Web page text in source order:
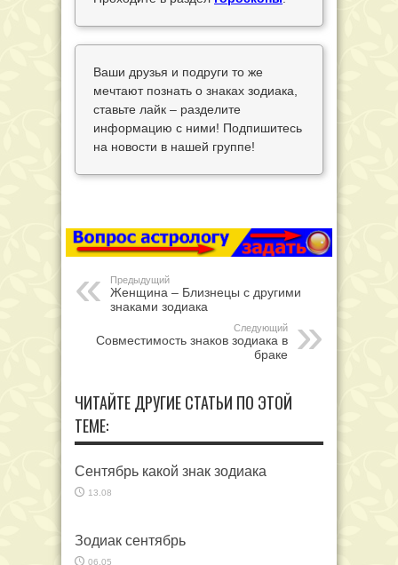
Ваши друзья и подруги то же
мечтают познать о знаках зодиака,
ставьте лайк – разделите
информацию с ними! Подпишитесь
на новости в нашей группе!
Предыдущий
Женщина – Близнецы с другими
знаками зодиака
Следующий
Совместимость знаков зодиака в
браке
ЧИТАЙТЕ ДРУГИЕ СТАТЬИ ПО ЭТОЙ
ТЕМЕ:
Сентябрь какой знак зодиака
13.08
Зодиак сентябрь
06.05